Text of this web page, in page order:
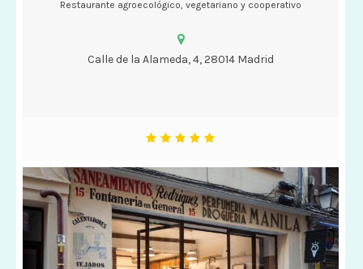
Restaurante agroecológico, vegetariano y cooperativo
Calle de la Alameda, 4, 28014 Madrid